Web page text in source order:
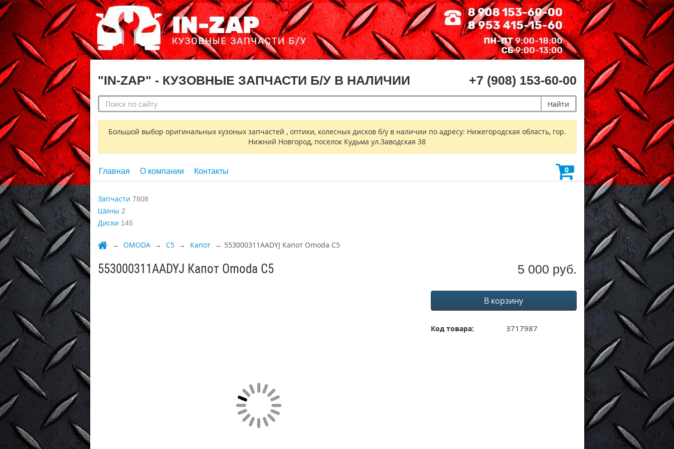
"IN-ZAP" - КУЗОВНЫЕ ЗАПЧАСТИ Б/У В НАЛИЧИИ +7 (908) 153-60-00
Найти
Большой выбор оригинальных кузоных запчастей , оптики, колесных дисков б/у в наличии по адресу: Нижегородская область, гор.
Нижний Новгород, поселок Кудьма ул.Заводская 38
Главная О компании Контакты 0
Запчасти 7808
Шины 2
Диски 145
OMODA C5 Капот 553000311AADYJ Капот Omoda C5
553000311AADYJ Капот Omoda C5 5 000 руб.
В корзину
Код товара: 3717987